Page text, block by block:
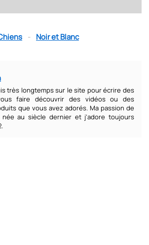
- Noir et Blanc
très longtemps sur le site pour écrire des
faire découvrir des vidéos ou des
que vous avez adorés. Ma passion de
au siècle dernier et j'adore toujours